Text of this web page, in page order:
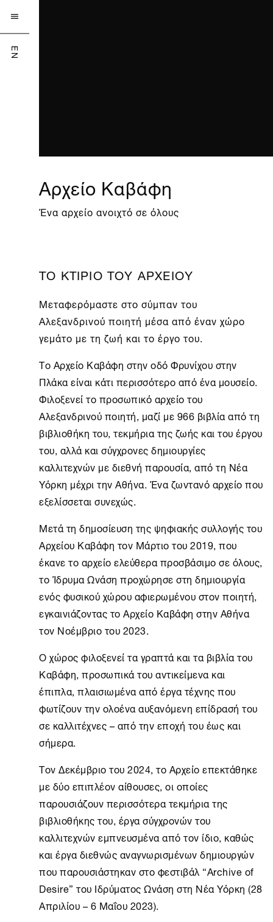

EN
Αρχείο Καβάφη
Ένα αρχείο ανοιχτό σε όλους
ΤΟ ΚΤΙΡΙΟ ΤΟΥ ΑΡΧΕΙΟΥ
Μεταφερόμαστε στο σύμπαν του
Αλεξανδρινού ποιητή μέσα από έναν χώρο
γεμάτο με τη ζωή και το έργο του.
ΤοΑρχείο Καβάφη στην οδό Φρυνίχου στην
Πλάκα είναι κάτι περισσότερο από ένα μουσείο.
Φιλοξενεί το προσωπικό αρχείο του
Αλεξανδρινού ποιητή, μαζί με 966 βιβλία από τη
βιβλιοθήκη του, τεκμήρια της ζωής και του έργου
του, αλλά και σύγχρονες δημιουργίες
καλλιτεχνών με διεθνή παρουσία, από τη Νέα
Υόρκη μέχρι τηνΑθήνα. Ένα ζωντανό αρχείο που
εξελίσσεται συνεχώς.
Μετά τη δημοσίευση της ψηφιακής συλλογής του
Αρχείου Καβάφη τον Μάρτιο του 2019, που
έκανε το αρχείο ελεύθερα προσβάσιμο σε όλους,
τοΊδρυμα Ωνάση προχώρησε στη δημιουργία
ενός φυσικού χώρου αφιερωμένου στον ποιητή,
εγκαινιάζοντας τοΑρχείο Καβάφη στηνΑθήνα
τον Νοέμβριο του 2023.
Ο χώρος φιλοξενεί τα γραπτά και τα βιβλία του
Καβάφη, προσωπικά του αντικείμενα και
έπιπλα, πλαισιωμένα από έργα τέχνης που
φωτίζουν την ολοένα αυξανόμενη επίδρασή του
σε καλλιτέχνες – από την εποχή του έως και
σήμερα.
Τον Δεκέμβριο του 2024, το Αρχείο επεκτάθηκε
με δύο επιπλέον αίθουσες, οι οποίες
παρουσιάζουν περισσότερα τεκμήρια της
βιβλιοθήκης του, έργα σύγχρονών του
καλλιτεχνών εμπνευσμένα από τον ίδιο, καθώς
και έργα διεθνώς αναγνωρισμένων δημιουργών
που παρουσιάστηκαν στο φεστιβάλ “Archive of
Desire” του Ιδρύματος Ωνάση στη Νέα Υόρκη (28
Απριλίου – 6 Μαΐου 2023).